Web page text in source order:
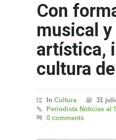
Con
musical y
artística,
cultura
In Cultura
31
Periodista Noticias al
0 comments